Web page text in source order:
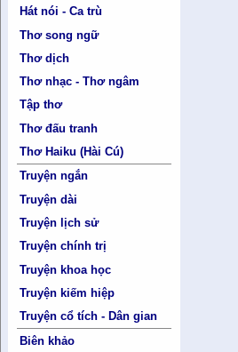
Hát nói - Ca trù
Thơ song ngữ
Thơ dịch
Thơ nhạc - Thơ ngâm
Tập thơ
Thơ đấu tranh
Thơ Haiku (Hài Cú)
Truyện ngắn
Truyện dài
Truyện lịch sử
Truyện chính trị
Truyện khoa học
Truyện kiếm hiệp
Truyện cổ tích - Dân gian
Biên khảo